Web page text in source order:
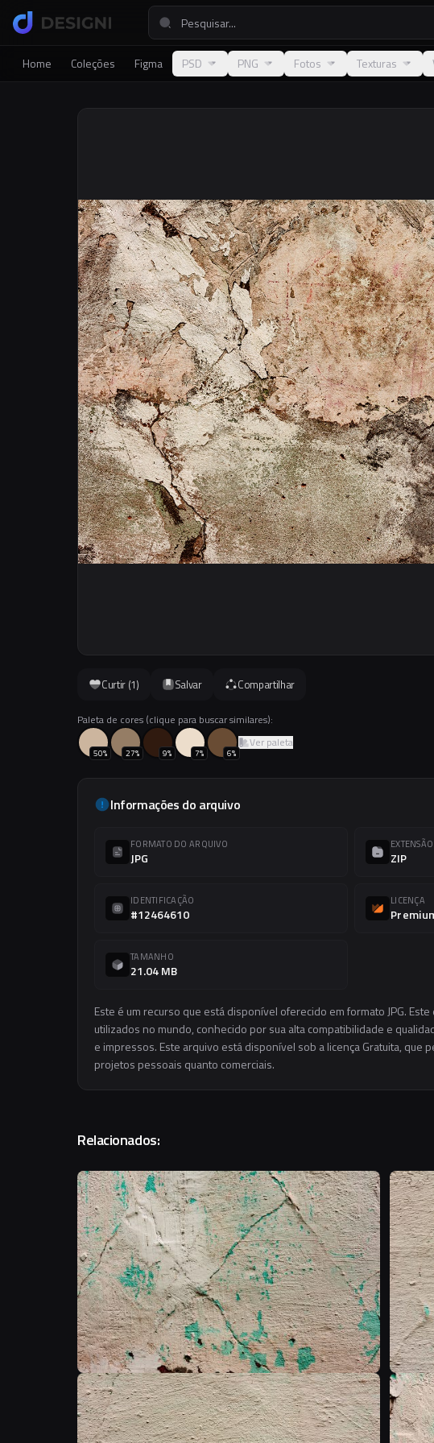
Home Coleções Figma PSD PNG Fotos Texturas
Curtir (1) Salvar Compartilhar
Paleta de cores (clique para buscar similares):
50% 27% 9% 7% 6%
Ver paleta
Informações do arquivo
FORMATO DO ARQUIVO
JPG ZIP
IDENTIFICAÇÃO
#12464610
LICENÇA
TAMANHO
21.04 MB
Este é um recurso que está disponível oferecido em formato JPG.
utilizados no mundo, conhecido por sua alta compatibilidade e
e impressos. Este arquivo está disponível sob a licença Gratuita, que
projetos pessoais quanto comerciais.
Relacionados:
T
T